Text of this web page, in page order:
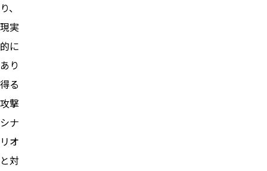
り、
現実
的に
あり
得る
攻撃
シナ
リオ
と対